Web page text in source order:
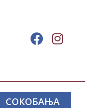
СОКОБАЊА